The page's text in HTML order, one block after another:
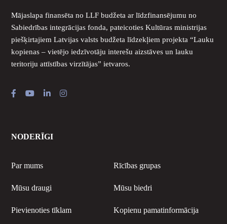
Mājaslapa finansēta no LLF budžeta ar līdzfinansējumu no
Sabiedrības integrācijas fonda, pateicoties Kultūras ministrijas
piešķirtajiem Latvijas valsts budžeta līdzekļiem projekta “Lauku
kopienas – vietējo iedzīvotāju interešu aizstāves un lauku
teritoriju attīstības virzītājas” ietvaros.
NODERĪGI
Par mums Rīcības grupas
Mūsu draugi Mūsu biedri
Pievienoties tīklam Kopienu pamatinformācija